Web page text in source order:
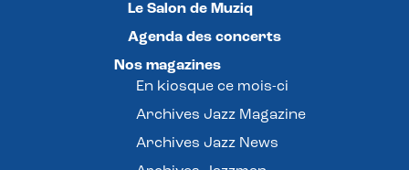
Le Salon de Muziq
Agenda des concerts
Nos magazines
En kiosque ce mois-ci
Archives Jazz Magazine
Archives Jazz News